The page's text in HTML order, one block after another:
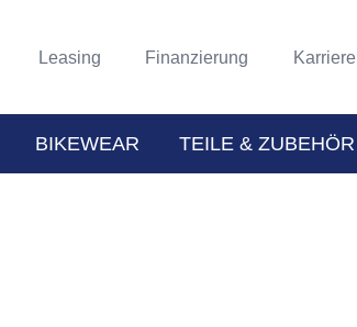
Leasing Finanzierung Karriere
BIKEWEAR TEILE & ZUBEHÖR